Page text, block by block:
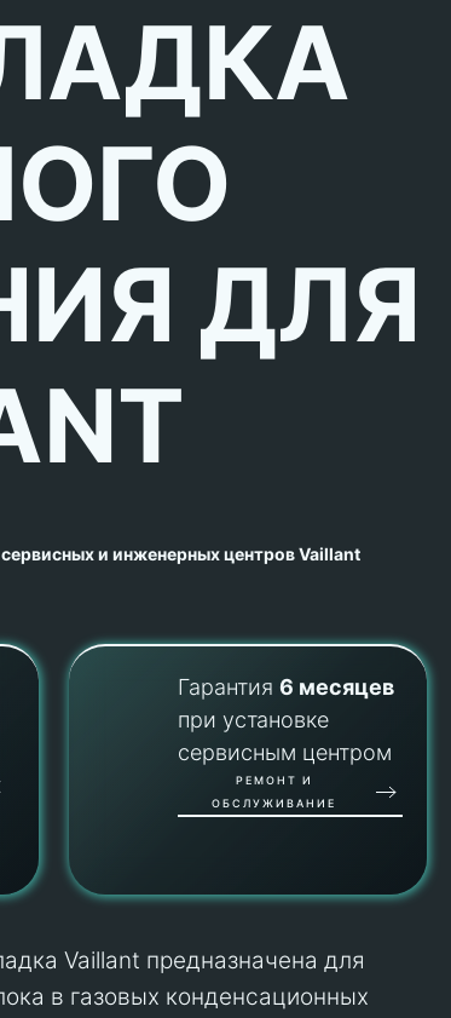
ДЛЯ
и инженерных центров Vaillant
Гарантия6 месяцев
при установке
сервисным центром
РЕМОНТ И
ОБСЛУЖИВАНИЕ
Vaillant предназначена для
в газовых конденсационных